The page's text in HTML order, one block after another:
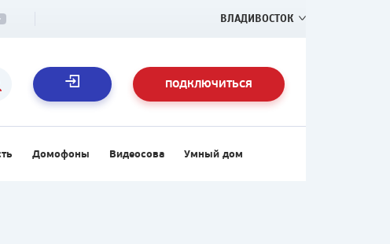
ВЛАДИВОСТОК
ПОДКЛЮЧИТЬСЯ
Домофоны Видеосова Умный дом